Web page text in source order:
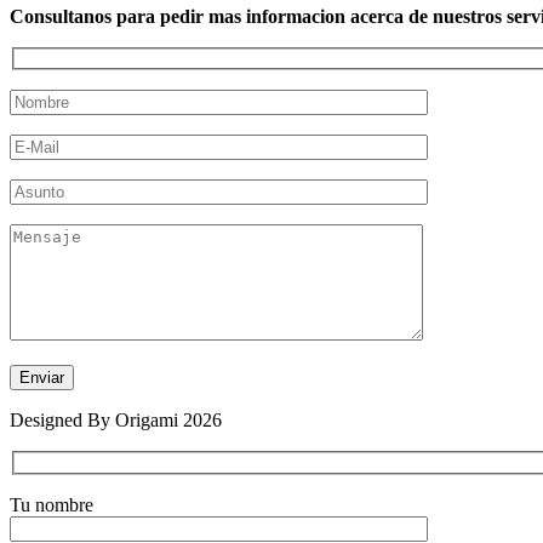
Consultanos para pedir mas informacion acerca de nuestros
Designed By Origami 2026
Tu nombre